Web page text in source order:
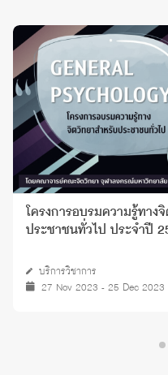
โครงการอบรมความรู้ทาง
ประชาชนทั่วไป ประจำปี
บริการวิชาการ
27 Nov 2023 - 25 Dec 2023